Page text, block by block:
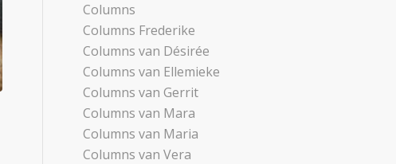
Columns
Columns Frederike
Columns van Désirée
Columns van Ellemieke
Columns van Gerrit
Columns van Mara
Columns van Maria
Columns van Vera